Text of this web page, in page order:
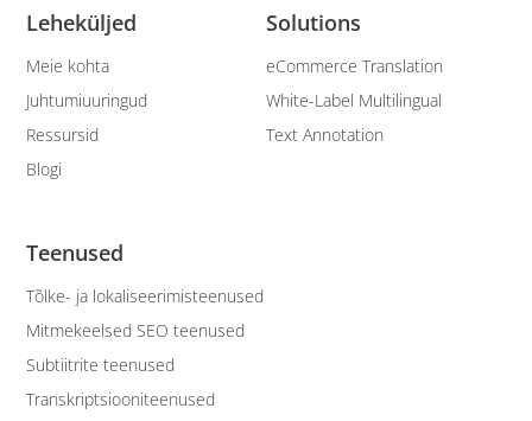
Teenused
Tõlke- ja lokaliseerimisteenused
Mitmekeelsed SEO teenused
Subtiitrite teenused
Transkriptsiooniteenused
Solutions
eCommerce Translation
White-Label Multilingual
Text Annotation
Leheküljed
Meie kohta
Juhtumiuuringud
Ressursid
Blogi